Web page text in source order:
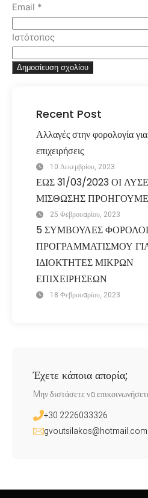
Email *
Ιστότοπος
Recent Post
Αλλαγές στην φορολογία
επιχειρήσεις
10 Δεκεμβρίου, 2023
ΕΩΣ 31/03/2023 ΟΙ
ΜΙΣΘΩΣΗΣ
25 Φεβρουαρίου, 2023
5 ΣΥΜΒΟΥΛΕΣ
ΠΡΟΓΡΑΜΜΑΤΙΣΜΟΥ
ΙΔΙΟΚΤΗΤΕΣ ΜΙΚΡΩΝ
ΕΠΙΧΕΙΡΗΣΕΩΝ
18 Φεβρουαρίου, 2023
Έχετε κάποια απορία;
Mην διστάσετε να
+30 2226033326
gvoutsilakos@hotmail.com